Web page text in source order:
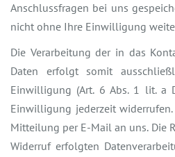
Anschlussfragen bei uns
nicht ohne Ihre Einwilligung
Die Verarbeitung der in das
Daten erfolgt somit
Einwilligung (Art. 6 Abs. 1 lit. a
Einwilligung jederzeit
Mitteilung per E-Mail an uns. Die
Widerruf erfolgten